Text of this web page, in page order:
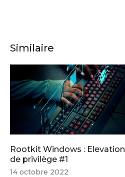
Similaire
Rootkit Windows : Elevation
de privilège #1
14 octobre 2022